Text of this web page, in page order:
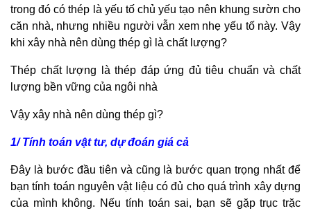
trong đó có thép là yếu tố chủ yếu tạo nên khung sườn cho
căn nhà, nhưng nhiều người vẫn xem nhẹ yếu tố này. Vậy
khi xây nhà nên dùng thép gì là chất lượng?
Thép chất lượng là thép đáp ứng đủ tiêu chuẩn và chất
lượng bền vững của ngôi nhà
Vậy xây nhà nên dùng thép gì?
1/ Tính toán vật tư, dự đoán giá cả
Đây là bước đầu tiên và cũng là bước quan trọng nhất để
bạn tính toán nguyên vật liệu có đủ cho quá trình xây dựng
của mình không. Nếu tính toán sai, bạn sẽ gặp trục trặc